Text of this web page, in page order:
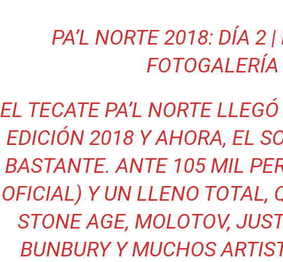
PA’L NORTE 2018: DÍA 2 |
FOTOGALERÍA
EL TECATE PA’L NORTE
EDICIÓN 2018 Y AHORA, EL
BASTANTE. ANTE 105 MIL
OFICIAL) Y UN LLENO TOTAL,
STONE AGE, MOLOTOV,
BUNBURY Y MUCHOS